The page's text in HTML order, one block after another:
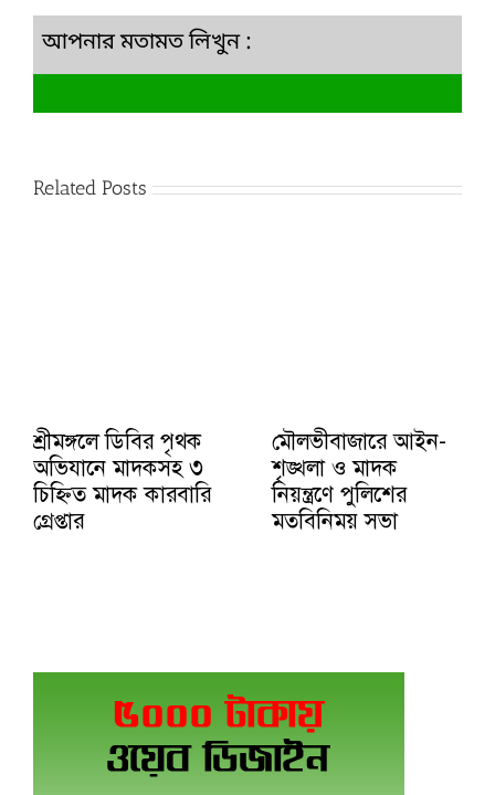
আপনার মতামত লিখুন :
Related Posts
শ্রীমঙ্গলে ডিবির পৃথক
অভিযানে মাদকসহ ৩
চিহ্নিত মাদক কারবারি
গ্রেপ্তার
মৌলভীবাজারে আইন-
শৃঙ্খলা ও মাদক
নিয়ন্ত্রণে পুলিশের
মতবিনিময় সভা